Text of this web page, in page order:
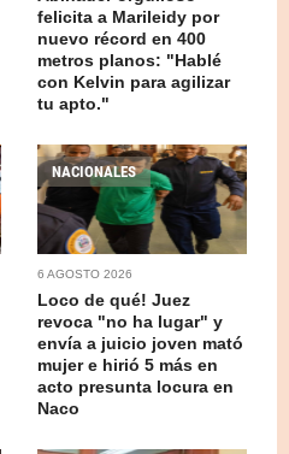
felicita a Marileidy por
nuevo récord en 400
metros planos: "Hablé
con Kelvin para agilizar
tu apto."
NACIONALES
6 AGOSTO 2026
Loco de qué! Juez
revoca "no ha lugar" y
envía a juicio joven mató
mujer e hirió 5 más en
acto presunta locura en
Naco